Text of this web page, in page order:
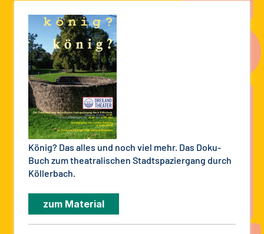
König? Das alles und noch viel mehr. Das Doku-
Buch zum theatralischen Stadtspaziergang durch
Köllerbach.
zum Material